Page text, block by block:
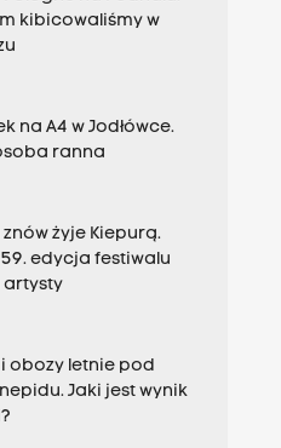
kibicowaliśmy w
na A4 w Jodłówce.
ranna
żyje Kiepurą.
59. edycja festiwalu
artysty
i obozy letnie pod
Jaki jest wynik